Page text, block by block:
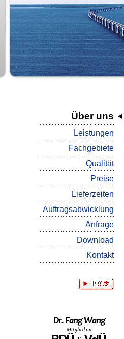
Über uns
Leistungen
Fachgebiete
Qualität
Preise
Lieferzeiten
Auftragsabwicklung
Anfrage
Download
Kontakt